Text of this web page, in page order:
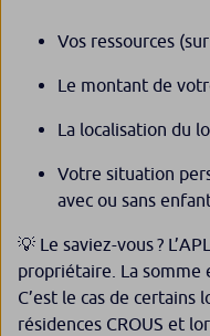
Vos ressources
Le montant de
La localisation du
Votre situation
avec ou sans
💡 Le saviez-vous ?
propriétaire. La somme
C’est le cas de certains
résidences CROUS et